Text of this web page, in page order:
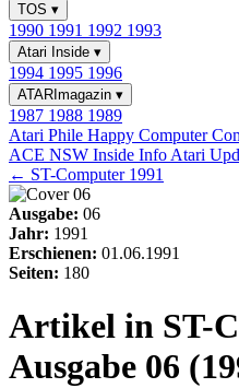
TOS ▾
1990 1991 1992 1993
Atari Inside ▾
1994 1995 1996
ATARImagazin ▾
1987 1988 1989
Atari Phile Happy Computer
ACE NSW Inside Info Atari
← ST-Computer 1991
Ausgabe: 06
Jahr: 1991
Erschienen: 01.06.1991
Seiten: 180
Artikel in ST-
Ausgabe 06